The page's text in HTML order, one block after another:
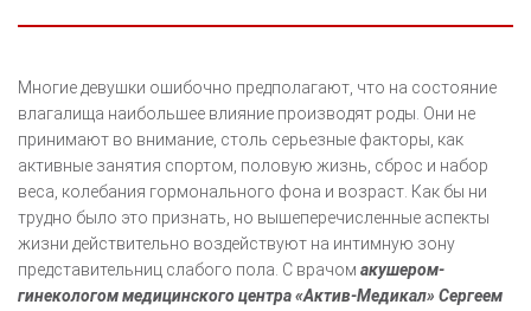
Многие девушки ошибочно предполагают, что на состояние
влагалища наибольшее влияние производят роды. Они не
принимают во внимание, столь серьезные факторы, как
активные занятия спортом, половую жизнь, сброс и набор
веса, колебания гормонального фона и возраст. Как бы ни
трудно было это признать, но вышеперечисленные аспекты
жизни действительно воздействуют на интимную зону
представительниц слабого пола. С врачом акушером-
гинекологом медицинского центра «Актив-Медикал» Сергеем